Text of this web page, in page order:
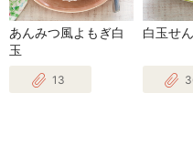
あんみつ風よもぎ白
玉
13
白玉せ